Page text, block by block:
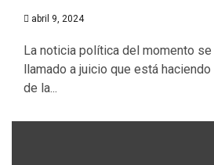
abril 9, 2024
La noticia política del momento
llamado a juicio que está
de la...